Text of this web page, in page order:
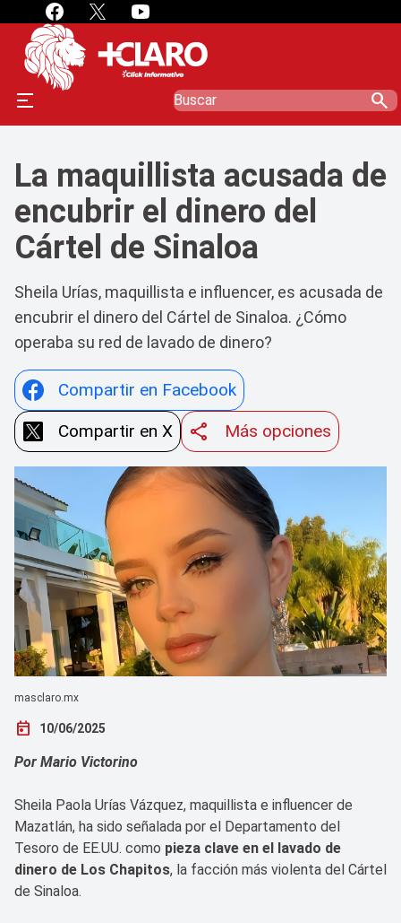
search
La maquillista acusada de
encubrir el dinero del
Cártel de Sinaloa
Sheila Urías, maquillista e influencer, es acusada de
encubrir el dinero del Cártel de Sinaloa. ¿Cómo
operaba su red de lavado de dinero?
Compartir en Facebook
Compartir en X
Más opciones
masclaro.mx
today 10/06/2025
Por Mario Victorino
Sheila Paola Urías Vázquez, maquillista e influencer de
Mazatlán, ha sido señalada por el Departamento del
Tesoro de EE.UU. como pieza clave en el lavado de
dinero de Los Chapitos, la facción más violenta del Cártel
de Sinaloa.